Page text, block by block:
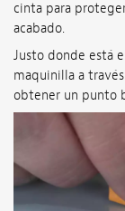
cinta para
acabado.
Justo donde está
maquinilla a
obtener un punto